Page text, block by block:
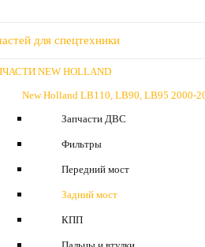
для спецтехники
NEW HOLLAND
New Holland LB110, LB90, LB95 2000-
Запчасти ДВС
Фильтры
Передний мост
Задний мост
КПП